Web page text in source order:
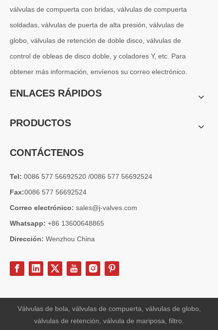
En sistemas de tuberías criogénicas y de baja temperatura, los
Diseño, rendimiento y aplicaciones de válvulas de compuerta industriales en sistemas de tuberías de alta presión
Las válvulas de compuerta son una de las válvulas de
válvulas de compuerta con bridas, válvulas de compuerta
soldadas, válvulas de puerta de alta presión, válvulas de
globo, válvulas de retención de doble disco, válvulas de
control de obleas de disco doble, y coladores Y, etc. Para
obtener más información, envíenos su correo electrónico.
ENLACES RÁPIDOS
PRODUCTOS
CONTÁCTENOS
Tel: 0086 577 56692520 /0086 577 56692524
Fax:0086 577 56692524
Correo electrónico: sales@j-valves.com
Whatsapp: +86 13600648865
Dirección: Wenzhou China
Válvulas de bola, válvulas de compuerta, válvulas de globo,
válvulas de retención, válvula de mariposa, filtro.